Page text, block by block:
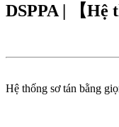
DSPPA | 【Hệ
Hệ thống sơ tán bằng